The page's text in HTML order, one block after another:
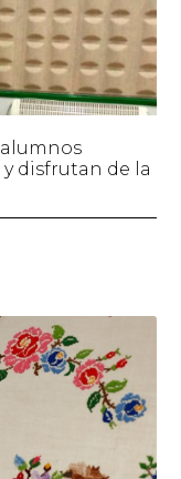
alumnos
disfrutan de la